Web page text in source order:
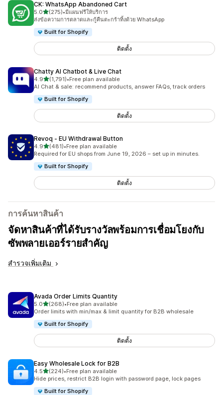
CK: WhatsApp Abandoned Cart
5.0เต็ม 5 ดาว
(275)
ทั้งหมด 275 รีวิว
•มีแผนฟรีให้บริการ
ส่งข้อความการตลาดและกู้คืนตะกร้าทิ้งด้วย WhatsApp
Built for Shopify
ติดตั้ง
Chatty AI Chatbot & Live Chat
4.9เต็ม 5 ดาว
(1,791)
ทั้งหมด 1791 รีวิว
•Free plan available
AI Chat & sale: recommend products, answer FAQs, track orders
Built for Shopify
ติดตั้ง
Revoq ‑ EU Withdrawal Button
4.9เต็ม 5 ดาว
(481)
ทั้งหมด 481 รีวิว
•Free plan available
Required for EU shops from June 19, 2026 – set up in minutes.
Built for Shopify
ติดตั้ง
การค้นหาสินค้า
จัดหาสินค้าที่ได้รับรางวัลพร้อมการเชื่อมโยงกับ
ซัพพลายเออร์รายสำคัญ
สำรวจเพิ่มเติม
Avada Order Limits Quantity
5.0เต็ม 5 ดาว
(268)
ทั้งหมด 268 รีวิว
•Free plan available
Order limits with min/max & limit quantity for B2B wholesale
Built for Shopify
ติดตั้ง
Easy Wholesale Lock for B2B
4.5เต็ม 5 ดาว
(224)
ทั้งหมด 224 รีวิว
•Free plan available
Hide prices, restrict B2B login with password page, lock pages
Built for Shopify